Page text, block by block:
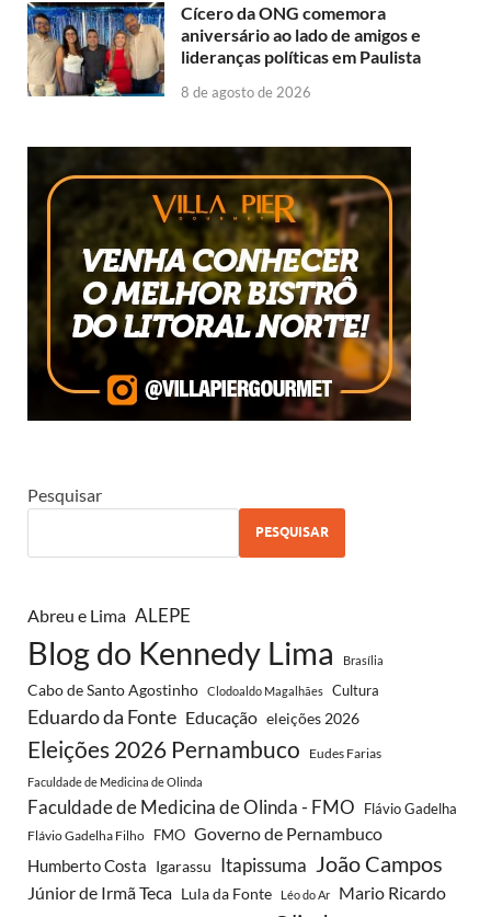
Cícero da ONG comemora
aniversário ao lado de amigos e
lideranças políticas em Paulista
8 de agosto de 2026
Pesquisar
PESQUISAR
Abreu e Lima ALEPE
Blog do Kennedy Lima Brasília
Cabo de Santo Agostinho Clodoaldo Magalhães Cultura
Eduardo da Fonte Educação eleições 2026
Eleições 2026 Pernambuco Eudes Farias
Faculdade de Medicina de Olinda
Faculdade de Medicina de Olinda - FMO Flávio Gadelha
Flávio Gadelha Filho FMO Governo de Pernambuco
Humberto Costa Igarassu Itapissuma João Campos
Júnior de Irmã Teca Lula da Fonte Léo do Ar Mario Ricardo